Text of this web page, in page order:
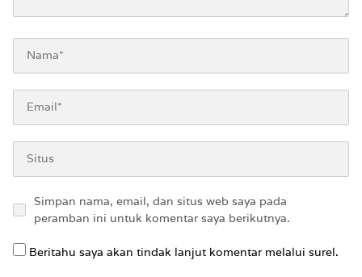
Simpan nama, email, dan situs web saya pada
peramban ini untuk komentar saya berikutnya.
Beritahu saya akan tindak lanjut komentar melalui surel.